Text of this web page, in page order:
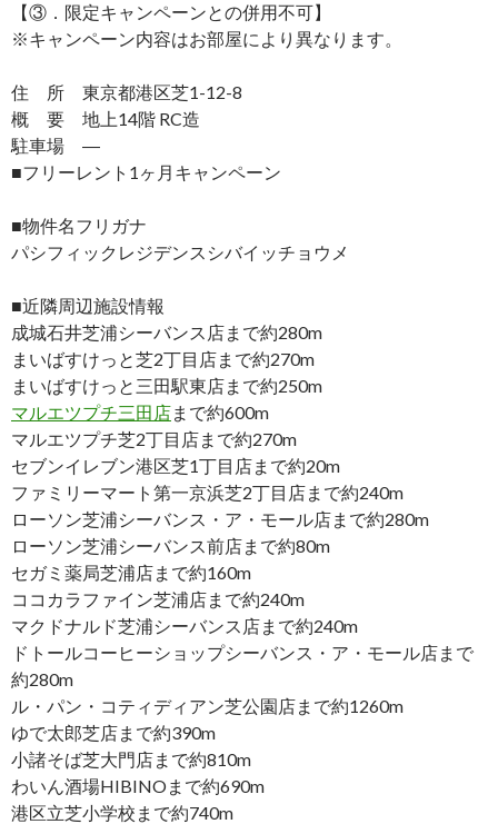
【③．限定キャンペーンとの併用不可】
※キャンペーン内容はお部屋により異なります。
住 所 東京都港区芝1-12-8
概 要 地上14階 RC造
駐車場 ―
■フリーレント1ヶ月キャンペーン
■物件名フリガナ
パシフィックレジデンスシバイッチョウメ
■近隣周辺施設情報
成城石井芝浦シーバンス店まで約280m
まいばすけっと芝2丁目店まで約270m
まいばすけっと三田駅東店まで約250m
マルエツプチ三田店まで約600m
マルエツプチ芝2丁目店まで約270m
セブンイレブン港区芝1丁目店まで約20m
ファミリーマート第一京浜芝2丁目店まで約240m
ローソン芝浦シーバンス・ア・モール店まで約280m
ローソン芝浦シーバンス前店まで約80m
セガミ薬局芝浦店まで約160m
ココカラファイン芝浦店まで約240m
マクドナルド芝浦シーバンス店まで約240m
ドトールコーヒーショップシーバンス・ア・モール店まで
約280m
ル・パン・コティディアン芝公園店まで約1260m
ゆで太郎芝店まで約390m
小諸そば芝大門店まで約810m
わいん酒場HIBINOまで約690m
港区立芝小学校まで約740m